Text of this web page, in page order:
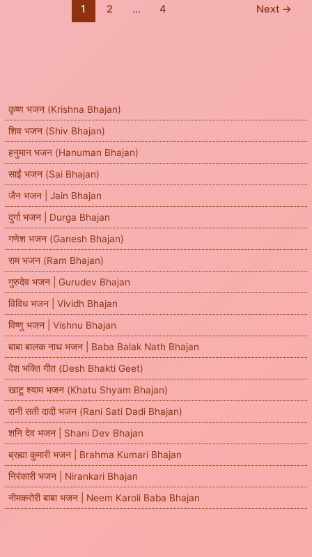
कृष्ण भजन (Krishna Bhajan)
शिव भजन (Shiv Bhajan)
हनुमान भजन (Hanuman Bhajan)
साईं भजन (Sai Bhajan)
जैन भजन | Jain Bhajan
दुर्गा भजन | Durga Bhajan
गणेश भजन (Ganesh Bhajan)
राम भजन (Ram Bhajan)
गुरुदेव भजन | Gurudev Bhajan
विविध भजन | Vividh Bhajan
विष्णु भजन | Vishnu Bhajan
बाबा बालक नाथ भजन | Baba Balak Nath Bhajan
देश भक्ति गीत (Desh Bhakti Geet)
खाटू श्याम भजन (Khatu Shyam Bhajan)
रानी सती दादी भजन (Rani Sati Dadi Bhajan)
शनि देव भजन | Shani Dev Bhajan
ब्रह्मा कुमारी भजन | Brahma Kumari Bhajan
निरंकारी भजन | Nirankari Bhajan
नीमकरोरी बाबा भजन | Neem Karoli Baba Bhajan
1 2 … 4 Next →